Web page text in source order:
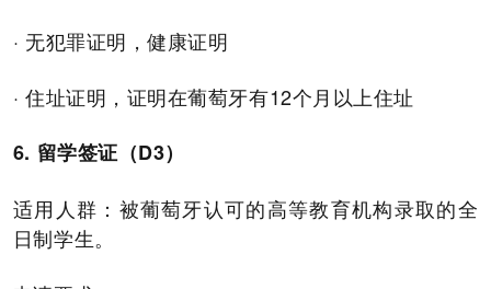
· 无犯罪证明，健康证明
· 住址证明，证明在葡萄牙有12个月以上住址
6. 留学签证（D3）
适用人群：被葡萄牙认可的高等教育机构录取的全
日制学生。